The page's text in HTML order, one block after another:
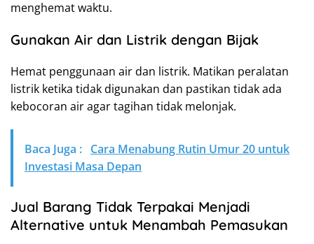
menghemat waktu.
Gunakan Air dan Listrik dengan Bijak
Hemat penggunaan air dan listrik. Matikan peralatan
listrik ketika tidak digunakan dan pastikan tidak ada
kebocoran air agar tagihan tidak melonjak.
Baca Juga : Cara Menabung Rutin Umur 20 untuk
Investasi Masa Depan
Jual Barang Tidak Terpakai Menjadi
Alternative untuk Menambah Pemasukan